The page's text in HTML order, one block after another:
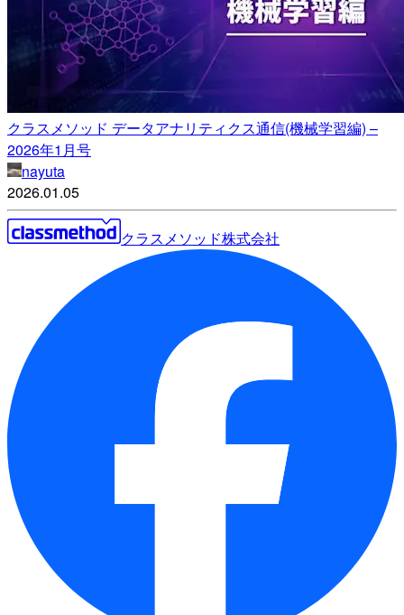
クラスメソッド データアナリティクス通信(機械学習編) –
2026年1月号
nayuta
2026.01.05
クラスメソッド株式会社